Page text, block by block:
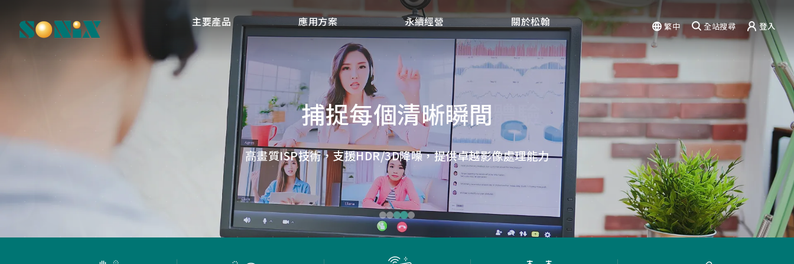
主要產品 應用方案 永續經營 關於松翰 繁中 全站搜尋 登入
微小核心，巨大力量
松翰MCU：極致效能，智慧應用無所不在
低延遲戰場
Report Rate 性能之巔，松翰電競，掌控每一秒
捕捉每個清晰瞬間
高畫質ISP技術，支援HDR/3D降噪，提供卓越影像處理能力
點讀魔法，數位學習新體驗
OID光學辨識技術，紙本內容瞬間數位化，開啟互動新篇章
低延遲，無線視界
確保流暢穩定的影像傳輸